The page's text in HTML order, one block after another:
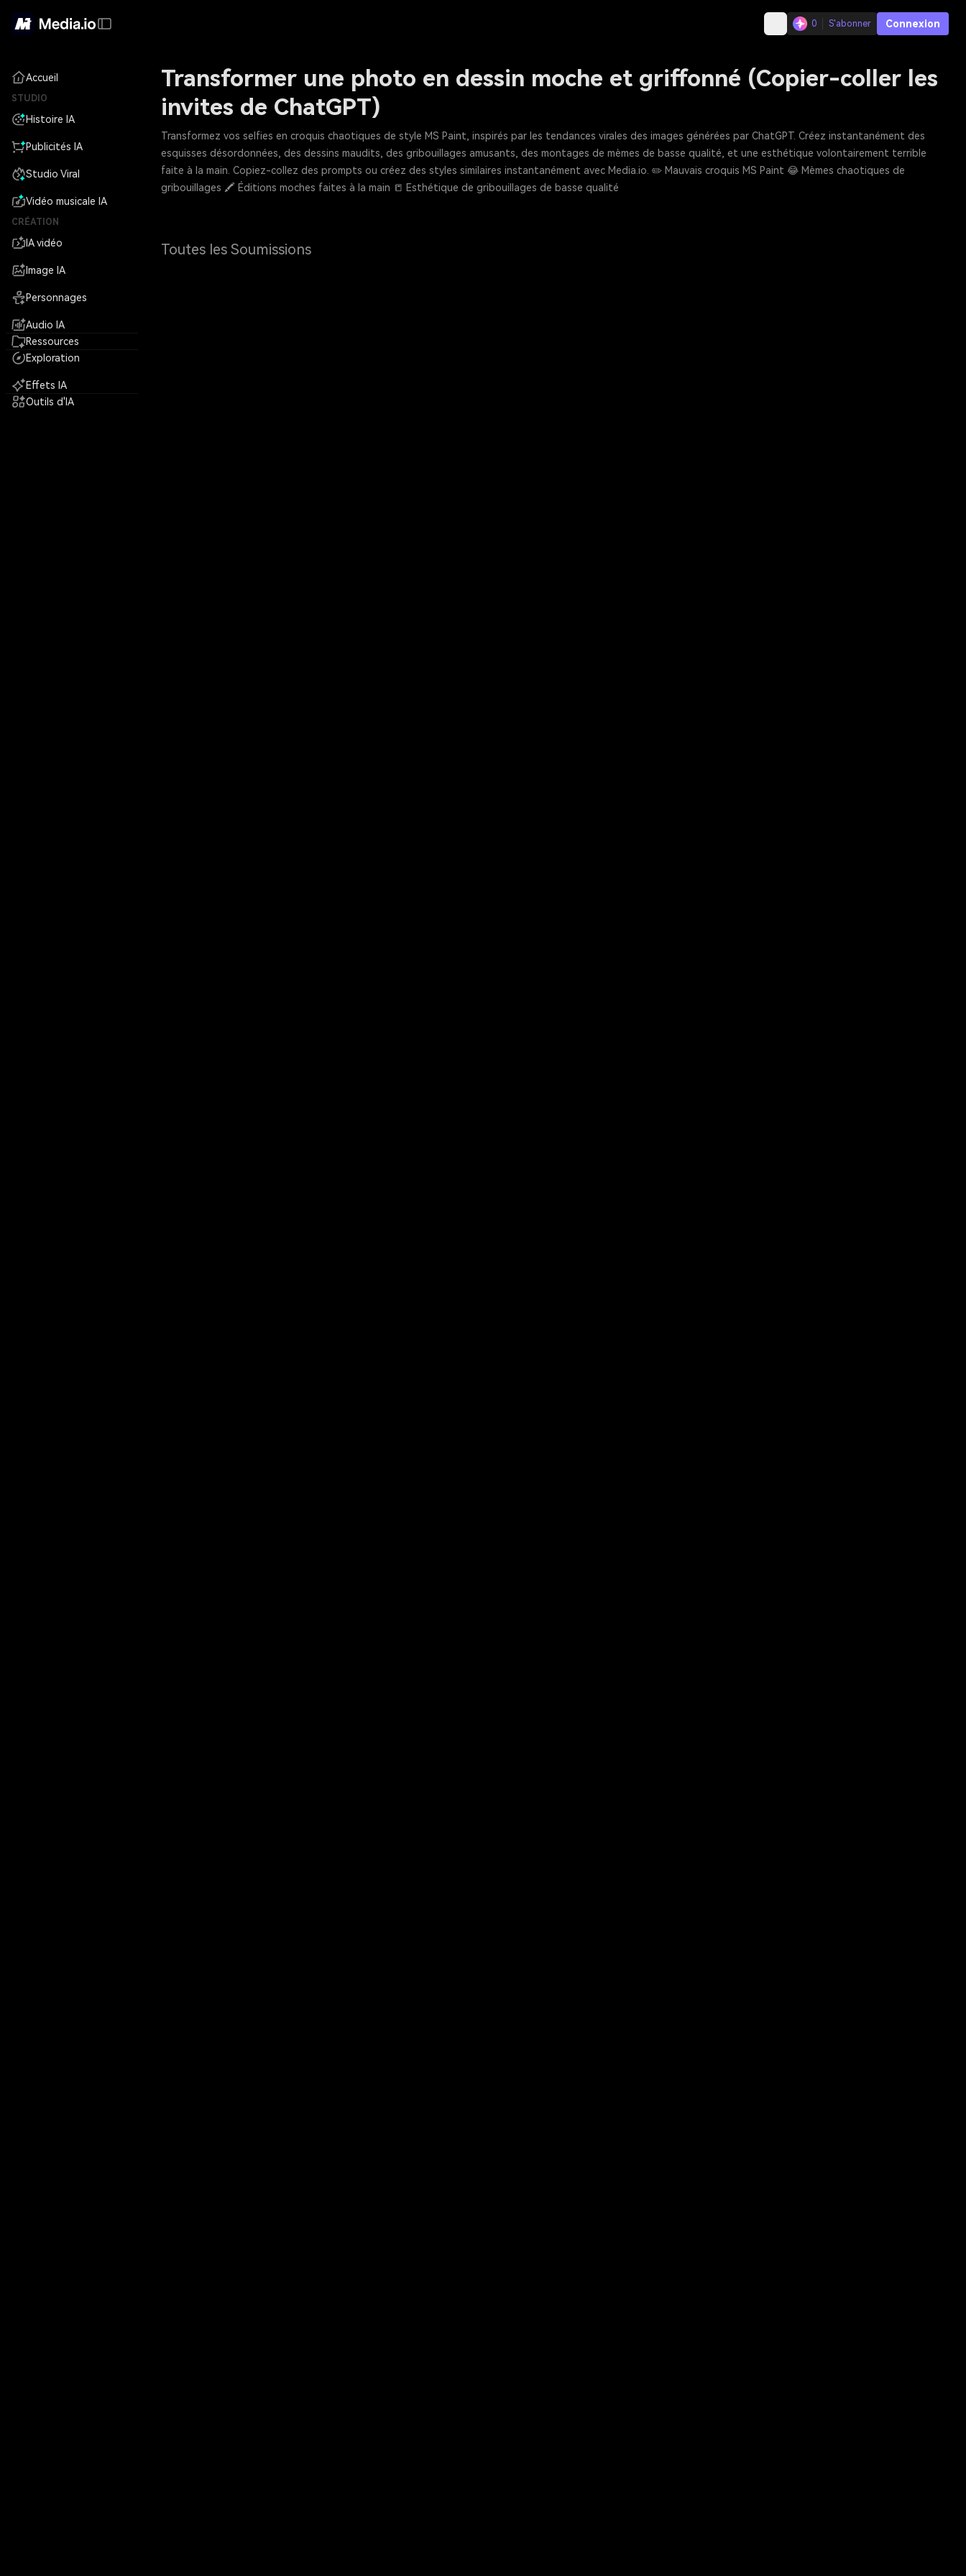
0 S'abonner Connexion
Accueil
STUDIO
Histoire IA
Publicités IA
Studio Viral
Vidéo musicale IA
CRÉATION
IA vidéo
Image IA
Personnages
Audio IA
Ressources
Exploration
Effets IA
Outils d'IA
Transformer une photo en dessin moche et griffonné (Copier-coller les
invites de ChatGPT)
Transformez vos selfies en croquis chaotiques de style MS Paint, inspirés par les tendances virales des images générées par ChatGPT. Créez instantanément des
esquisses désordonnées, des dessins maudits, des gribouillages amusants, des montages de mèmes de basse qualité, et une esthétique volontairement terrible
faite à la main. Copiez-collez des prompts ou créez des styles similaires instantanément avec Media.io. ✏️ Mauvais croquis MS Paint 😂 Mèmes chaotiques de
gribouillages 🖍 Éditions moches faites à la main 📒 Esthétique de gribouillages de basse qualité
Toutes les Soumissions